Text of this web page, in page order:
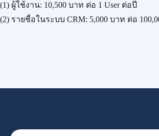
(1) ผู้ใช้งาน: 10,500 บาท ต่อ 1 User ต่อปี
(2) รายชื่อในระบบ CRM: 5,000 บาท ต่อ